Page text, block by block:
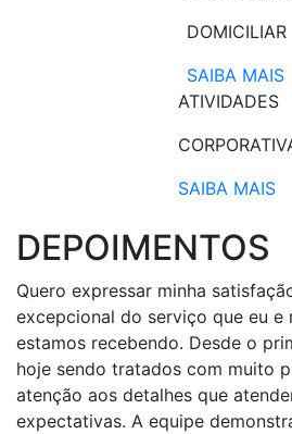
DOMICILIAR
SAIBA MAIS
ATIVIDADES
SAIBA MAIS
DEPOIMENTOS
Quero expressar minha
excepcional do serviço que eu e
estamos recebendo. Desde o
hoje sendo tratados com muito
atenção aos detalhes que
expectativas. A equipe